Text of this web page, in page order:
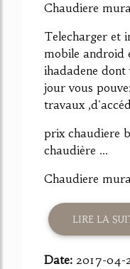
Chaudiere
Telecharger et
mobile android
ihadadene
jour vous
travaux
prix chaudiere
chaudière ...
Chaudiere
LIRE LA
Date: 2017-04-